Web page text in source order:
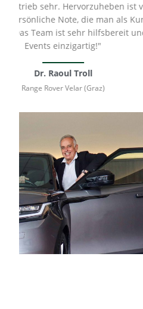
Hervorzuheben ist vor
Note, die man als Kunde
ist sehr hilfsbereit und die
einzigartig!"
Raoul Troll
Velar (Graz)